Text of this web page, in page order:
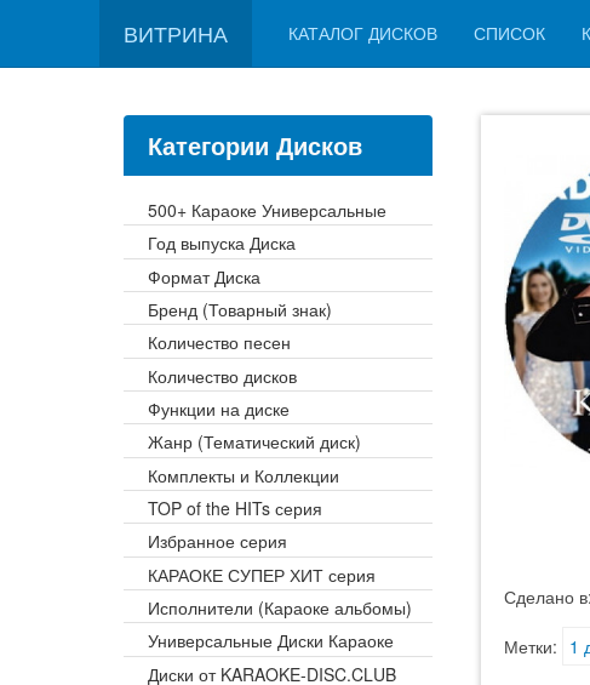
ВИТРИНА КАТАЛОГ ДИСКОВ СПИСОК
Сделано
Метки: 1
Категории Дисков
500+ Караоке Универсальные
Год выпуска Диска
Формат Диска
Бренд (Товарный знак)
Количество песен
Количество дисков
Функции на диске
Жанр (Тематический диск)
Комплекты и Коллекции
TOP of the HITs серия
Избранное серия
КАРАОКЕ СУПЕР ХИТ серия
Исполнители (Караоке альбомы)
Универсальные Диски Караоке
Диски от KARAOKE-DISC.CLUB